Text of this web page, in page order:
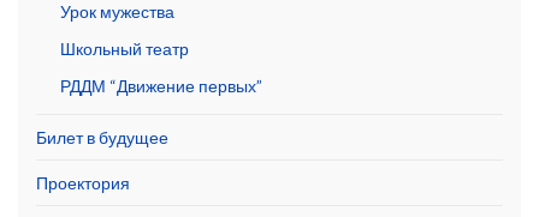
Урок мужества
Школьный театр
РДДМ “Движение первых”
Билет в будущее
Проектория